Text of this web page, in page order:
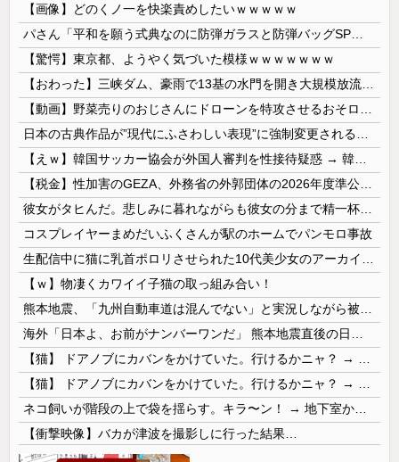
【画像】どのくノ一を快楽責めしたいｗｗｗｗｗ
【驚愕】東京都、ようやく気づいた模様ｗｗｗｗｗｗｗ
コスプレイヤーまめだいふくさんが駅のホームでパンモロ事故
【ｗ】物凄くカワイイ子猫の取っ組み合い！
【衝撃映像】バカが津波を撮影しに行った結果…